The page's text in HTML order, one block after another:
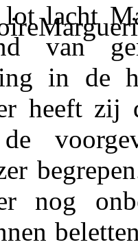
lacht
van
in de
heeft zij
nog